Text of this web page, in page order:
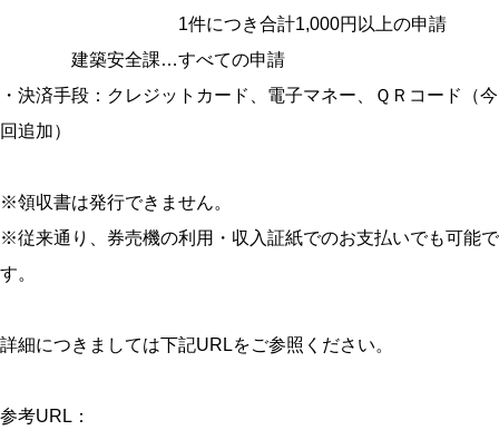
1件につき合計1,000円以上の申請
建築安全課…すべての申請
・決済手段：クレジットカード、電子マネー、ＱＲコード（今
回追加）
※領収書は発行できません。
※従来通り、券売機の利用・収入証紙でのお支払いでも可能で
す。
詳細につきましては下記URLをご参照ください。
参考URL：